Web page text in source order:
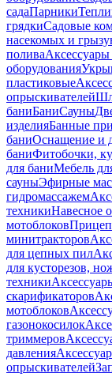
садаПарники
грядкиСадовые
насекомых и
полива
оборудования
пластиковые
опрыскивателей
баниБаниСауны
изделияБанные
баниОснащение и
баниФитобочки,
для баниМебель
сауныЭфирные
гидромассажем
техникиНавесное
мотоблоков
минитракторов
для цепных пил
для кусторезов,
техники
скарификаторов
мотоблоков
газонокосилок
триммеров
давления
опрыскивателей